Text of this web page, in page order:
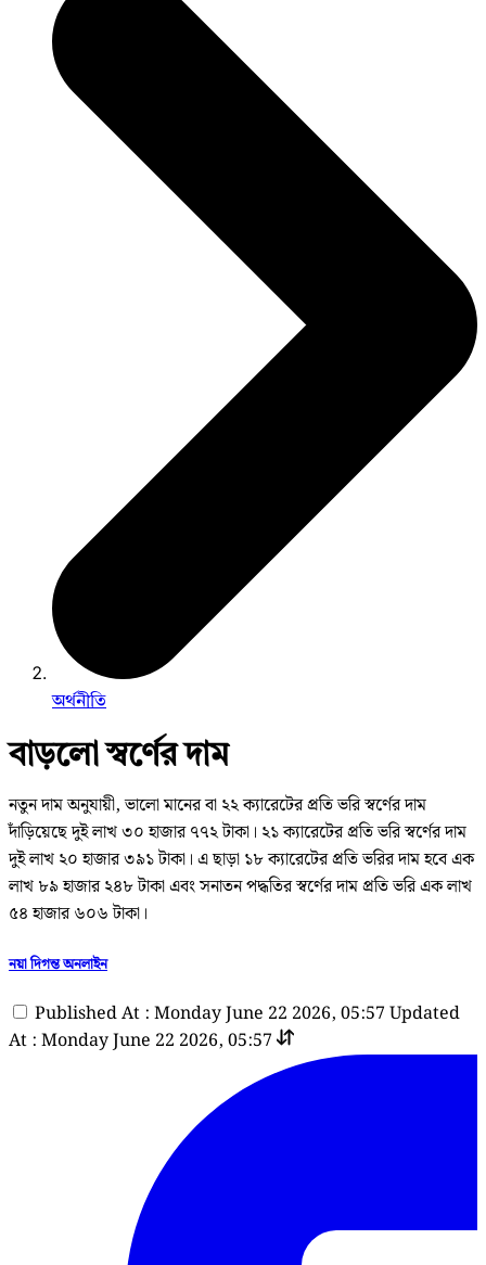
অর্থনীতি
বাড়লো স্বর্ণের দাম
নতুন দাম অনুযায়ী, ভালো মানের বা ২২ ক্যারেটের প্রতি ভরি স্বর্ণের দাম
দাঁড়িয়েছে দুই লাখ ৩০ হাজার ৭৭২ টাকা। ২১ ক্যারেটের প্রতি ভরি স্বর্ণের দাম
দুই লাখ ২০ হাজার ৩৯১ টাকা। এ ছাড়া ১৮ ক্যারেটের প্রতি ভরির দাম হবে এক
লাখ ৮৯ হাজার ২৪৮ টাকা এবং সনাতন পদ্ধতির স্বর্ণের দাম প্রতি ভরি এক লাখ
৫৪ হাজার ৬০৬ টাকা।
নয়া দিগন্ত অনলাইন
Published At : Monday June 22 2026, 05:57 Updated
At : Monday June 22 2026, 05:57